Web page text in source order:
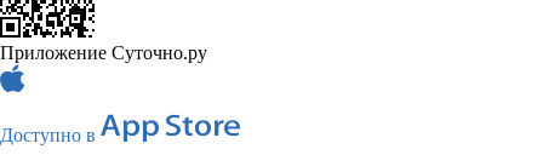
Приложение Суточно.ру
Доступно в